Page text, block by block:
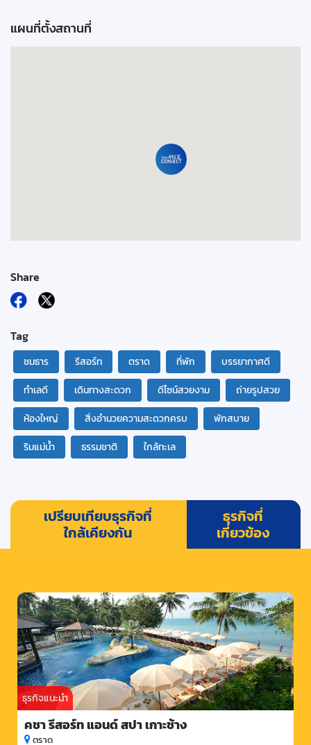
แผนที่ตั้งสถานที่
Share
Tag
ชมธาร รีสอร์ท ตราด ที่พัก
บรรยากาศดี
ทำเลดี
เดินทางสะดวก ดีไซน์สวยงาม
ถ่ายรูปสวย
ห้องใหญ่
สิ่งอำนวยความสะดวกครบ
พักสบาย
ริมแม่น้ำ
ธรรมชาติ ใกล้ทะเล
เปรียบเทียบธุรกิจที่
ใกล้เคียงกัน
ธุรกิจที่
เกี่ยวข้อง
ธุรกิจแนะนำ
คชา รีสอร์ท แอนด์ สปา เกาะช้าง
ตราด